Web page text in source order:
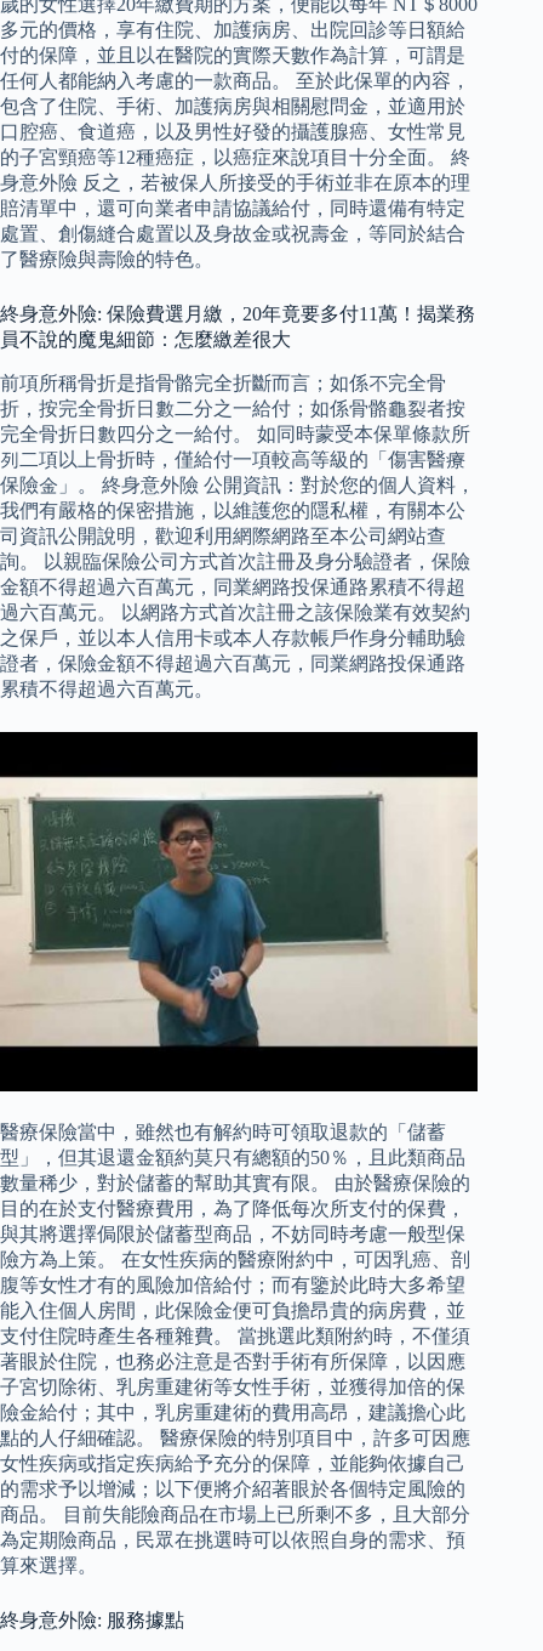
多元的價格，享有住院、加護病房、出院回診等日額給
付的保障，並且以在醫院的實際天數作為計算，可謂是
任何人都能納入考慮的一款商品。 至於此保單的內容，
包含了住院、手術、加護病房與相關慰問金，並適用於
口腔癌、食道癌，以及男性好發的攝護腺癌、女性常見
的子宮頸癌等12種癌症，以癌症來說項目十分全面。 終
身意外險 反之，若被保人所接受的手術並非在原本的理
賠清單中，還可向業者申請協議給付，同時還備有特定
處置、創傷縫合處置以及身故金或祝壽金，等同於結合
了醫療險與壽險的特色。
終身意外險: 保險費選月繳，20年竟要多付11萬！揭業務
員不說的魔鬼細節：怎麼繳差很大
前項所稱骨折是指骨骼完全折斷而言；如係不完全骨
折，按完全骨折日數二分之一給付；如係骨骼龜裂者按
完全骨折日數四分之一給付。 如同時蒙受本保單條款所
列二項以上骨折時，僅給付一項較高等級的「傷害醫療
保險金」。 終身意外險 公開資訊：對於您的個人資料，
我們有嚴格的保密措施，以維護您的隱私權，有關本公
司資訊公開說明，歡迎利用網際網路至本公司網站查
詢。 以親臨保險公司方式首次註冊及身分驗證者，保險
金額不得超過六百萬元，同業網路投保通路累積不得超
過六百萬元。 以網路方式首次註冊之該保險業有效契約
之保戶，並以本人信用卡或本人存款帳戶作身分輔助驗
證者，保險金額不得超過六百萬元，同業網路投保通路
累積不得超過六百萬元。
醫療保險當中，雖然也有解約時可領取退款的「儲蓄
型」，但其退還金額約莫只有總額的50％，且此類商品
數量稀少，對於儲蓄的幫助其實有限。 由於醫療保險的
目的在於支付醫療費用，為了降低每次所支付的保費，
與其將選擇侷限於儲蓄型商品，不妨同時考慮一般型保
險方為上策。 在女性疾病的醫療附約中，可因乳癌、剖
腹等女性才有的風險加倍給付；而有鑒於此時大多希望
能入住個人房間，此保險金便可負擔昂貴的病房費，並
支付住院時產生各種雜費。 當挑選此類附約時，不僅須
著眼於住院，也務必注意是否對手術有所保障，以因應
子宮切除術、乳房重建術等女性手術，並獲得加倍的保
險金給付；其中，乳房重建術的費用高昂，建議擔心此
點的人仔細確認。 醫療保險的特別項目中，許多可因應
女性疾病或指定疾病給予充分的保障，並能夠依據自己
的需求予以增減；以下便將介紹著眼於各個特定風險的
商品。 目前失能險商品在市場上已所剩不多，且大部分
為定期險商品，民眾在挑選時可以依照自身的需求、預
算來選擇。
終身意外險: 服務據點